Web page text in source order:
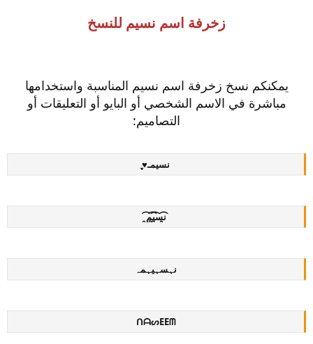
زخرفة اسم نسيم للنسخ
يمكنكم نسخ زخرفة اسم نسيم المناسبة واستخدامها
مباشرة في الاسم الشخصي أو البايو أو التعليقات أو
التصاميم:
نسيمـ♥̨̥̬̩
ن̯͡س̯͡ي̯͡م̯͡
نہسہيہمہ
ᑎᗩᔕEEᗰ